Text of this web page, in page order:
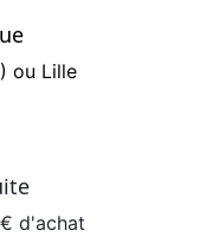
ou Lille
d'achat